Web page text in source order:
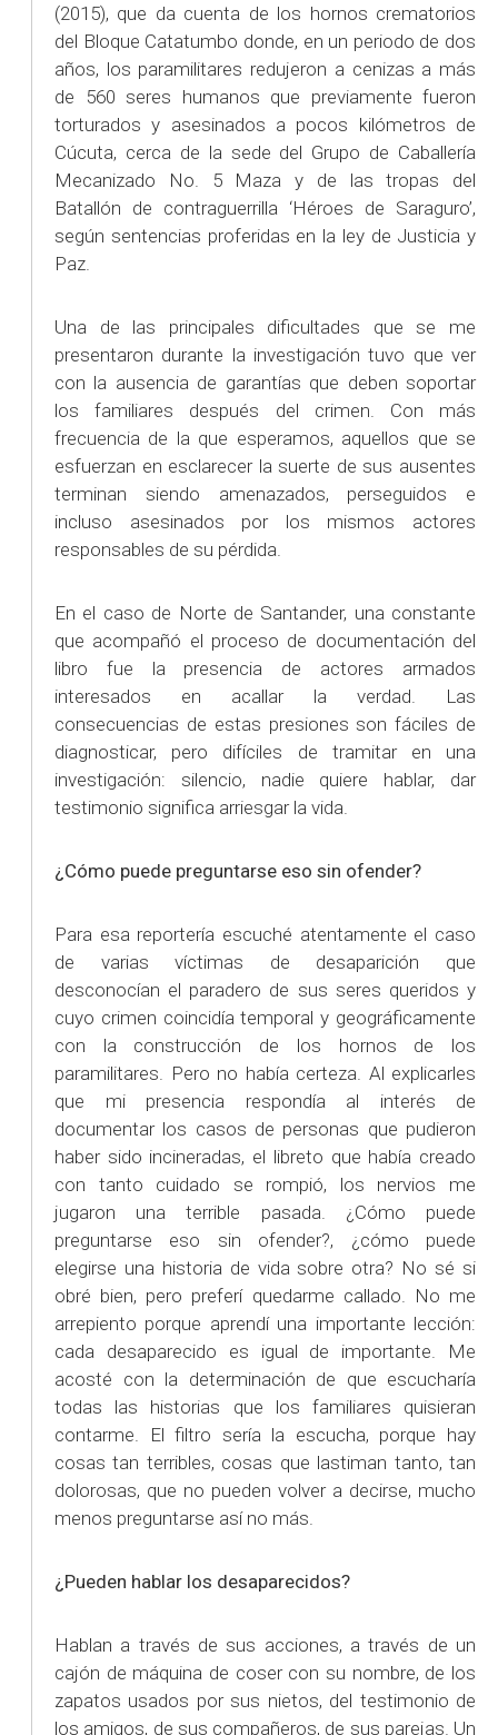
(2015), que da cuenta de los hornos crematorios
del Bloque Catatumbo donde, en un periodo de dos
años, los paramilitares redujeron a cenizas a más
de 560 seres humanos que previamente fueron
torturados y asesinados a pocos kilómetros de
Cúcuta, cerca de la sede del Grupo de Caballería
Mecanizado No. 5 Maza y de las tropas del
Batallón de contraguerrilla ‘Héroes de Saraguro’,
según sentencias proferidas en la ley de Justicia y
Paz.
Una de las principales dificultades que se me
presentaron durante la investigación tuvo que ver
con la ausencia de garantías que deben soportar
los familiares después del crimen. Con más
frecuencia de la que esperamos, aquellos que se
esfuerzan en esclarecer la suerte de sus ausentes
terminan siendo amenazados, perseguidos e
incluso asesinados por los mismos actores
responsables de su pérdida.
En el caso de Norte de Santander, una constante
que acompañó el proceso de documentación del
libro fue la presencia de actores armados
interesados en acallar la verdad. Las
consecuencias de estas presiones son fáciles de
diagnosticar, pero difíciles de tramitar en una
investigación: silencio, nadie quiere hablar, dar
testimonio significa arriesgar la vida.
¿Cómo puede preguntarse eso sin ofender?
Para esa reportería escuché atentamente el caso
de varias víctimas de desaparición que
desconocían el paradero de sus seres queridos y
cuyo crimen coincidía temporal y geográficamente
con la construcción de los hornos de los
paramilitares. Pero no había certeza. Al explicarles
que mi presencia respondía al interés de
documentar los casos de personas que pudieron
haber sido incineradas, el libreto que había creado
con tanto cuidado se rompió, los nervios me
jugaron una terrible pasada. ¿Cómo puede
preguntarse eso sin ofender?, ¿cómo puede
elegirse una historia de vida sobre otra? No sé si
obré bien, pero preferí quedarme callado. No me
arrepiento porque aprendí una importante lección:
cada desaparecido es igual de importante. Me
acosté con la determinación de que escucharía
todas las historias que los familiares quisieran
contarme. El filtro sería la escucha, porque hay
cosas tan terribles, cosas que lastiman tanto, tan
dolorosas, que no pueden volver a decirse, mucho
menos preguntarse así no más.
¿Pueden hablar los desaparecidos?
Hablan a través de sus acciones, a través de un
cajón de máquina de coser con su nombre, de los
zapatos usados por sus nietos, del testimonio de
los amigos, de sus compañeros, de sus parejas. Un